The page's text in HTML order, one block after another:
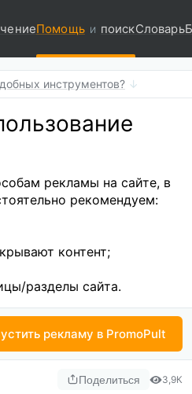
Помощь и поискСловарь
инструментов?
рекламы на сайте, в
рекомендуем:
контент;
разделы сайта.
рекламу в PromoPult
Поделиться 3,9К